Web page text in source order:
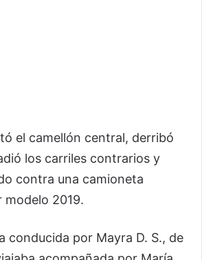
el camellón central, derribó
los carriles contrarios y
contra una camioneta
modelo 2019.
conducida por Mayra D. S., de